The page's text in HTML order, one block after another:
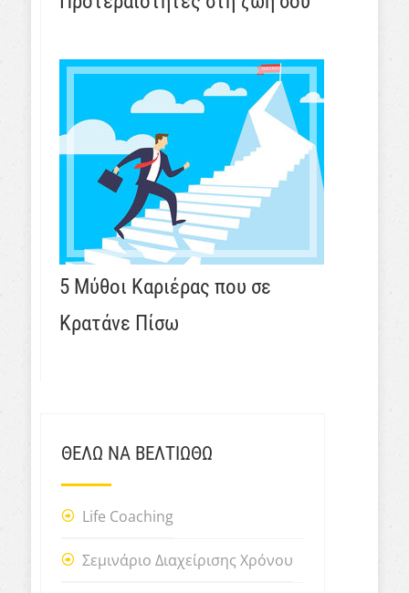
5 Μύθοι Καριέρας που σε
Κρατάνε Πίσω
ΘΕΛΩ ΝΑ ΒΕΛΤΙΩΘΩ
Life Coaching
Σεμινάριο Διαχείρισης Χρόνου